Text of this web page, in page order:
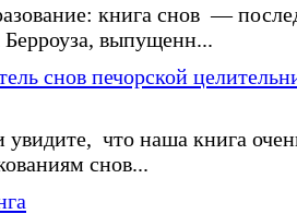
книга снов —
выпущенн...
снов печорской
что наша книга
снов...